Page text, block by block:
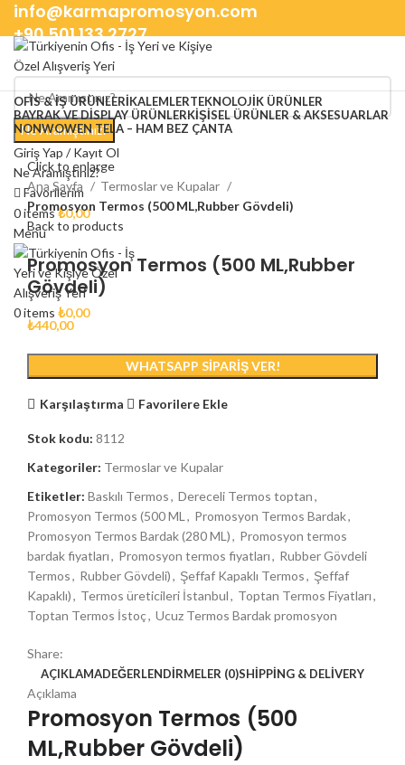
info@karmapromosyon.com
+90 501 133 2727
Ne Aramıştınız?
Giriş Yap / Kayıt Ol
Ne Aramıştınız?
Favorilerim
0items₺0,00
Menu
0items ₺0,00
OFIS & İŞ ÜRÜNLERIKALEMLERTEKNOLOJIK ÜRÜNLER
BAYRAK VE DISPLAY ÜRÜNLERKIŞISEL ÜRÜNLER & AKSESUARLAR
NONWOWEN TELA – HAM BEZ ÇANTA
Click to enlarge
Ana Sayfa
Termoslar ve Kupalar
Promosyon Termos (500 ML,Rubber Gövdeli)
Back to products
Promosyon Termos (500 ML,Rubber
Gövdeli)
₺440,00
WHATSAPP SIPARIŞ VER!
Karşılaştırma Favorilere Ekle
Stok kodu: 8112
Kategoriler: Termoslar ve Kupalar
Etiketler: Baskılı Termos, Dereceli Termos toptan,
Promosyon Termos (500 ML, Promosyon Termos Bardak,
Promosyon Termos Bardak (280 ML), Promosyon termos
bardak fiyatları, Promosyon termos fiyatları, Rubber Gövdeli
Termos, Rubber Gövdeli), Şeffaf Kapaklı Termos, Şeffaf
Kapaklı), Termos üreticileri İstanbul, Toptan Termos Fiyatları,
Toptan Termos İstoç, Ucuz Termos Bardak promosyon
Share:
AÇIKLAMADEĞERLENDIRMELER (0)SHIPPING & DELIVERY
Açıklama
Promosyon Termos (500
ML,Rubber Gövdeli)